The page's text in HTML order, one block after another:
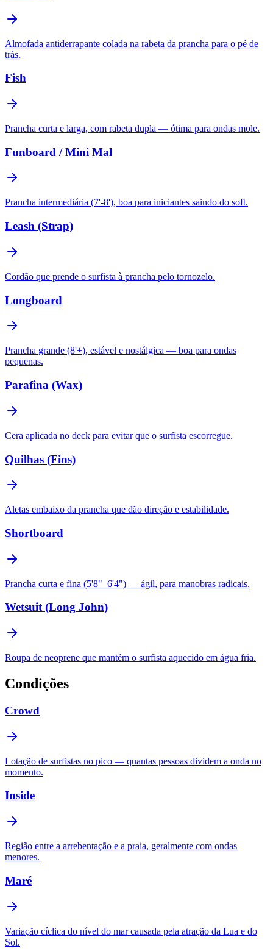
Almofada antiderrapante colada na rabeta da prancha para o pé de
trás.
Fish
Prancha curta e larga, com rabeta dupla — ótima para ondas mole.
Funboard / Mini Mal
Prancha intermediária (7'-8'), boa para iniciantes saindo do soft.
Leash (Strap)
Cordão que prende o surfista à prancha pelo tornozelo.
Longboard
Prancha grande (8'+), estável e nostálgica — boa para ondas
pequenas.
Parafina (Wax)
Cera aplicada no deck para evitar que o surfista escorregue.
Quilhas (Fins)
Aletas embaixo da prancha que dão direção e estabilidade.
Shortboard
Prancha curta e fina (5'8"–6'4") — ágil, para manobras radicais.
Wetsuit (Long John)
Roupa de neoprene que mantém o surfista aquecido em água fria.
Condições
Crowd
Lotação de surfistas no pico — quantas pessoas dividem a onda no
momento.
Inside
Região entre a arrebentação e a praia, geralmente com ondas
menores.
Maré
Variação cíclica do nível do mar causada pela atração da Lua e do
Sol.